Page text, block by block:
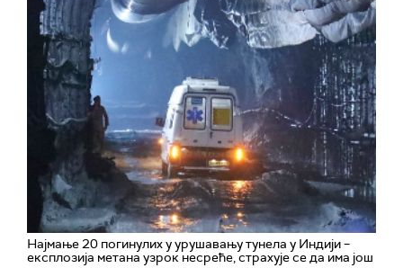
Најмање 20 погинулих у урушавању тунела у Индији –
експлозија метана узрок несреће, страхује се да има још